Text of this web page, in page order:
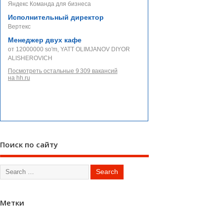
Яндекс Команда для бизнеса
Исполнительный директор
Вертекс
Менеджер двух кафе
от 12000000 so'm, YATT OLIMJANOV DIYOR
ALISHEROVICH
Посмотреть остальные 9 309 вакансий
на hh.ru
Поиск по сайту
Метки